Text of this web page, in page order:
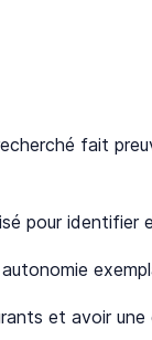
fait
pour
et avoir